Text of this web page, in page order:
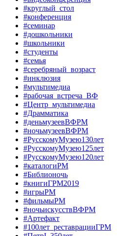
#круглый_стол
#конференция
#семинар
#дошкольники
#школьники
#студенты
#семья
#серебряный_возраст
#инклюзия
#мультимедиа
#рабочая_встреча_ВФ
#Центр_мультимедиа
#Драмматика
#деньмузеевВФРМ
#ночьмузеевВФРМ
#РусскомуМузею130лет
#РусскомуМузею125лет
#РусскомуМузею120лет
#каталогиРМ
#Библионочь
#книгиГРМ2019
#игрыРМ
#фильмыРМ
#ночьискусствВФРМ
#Артефакт
#100лет_реставрацииГРМ